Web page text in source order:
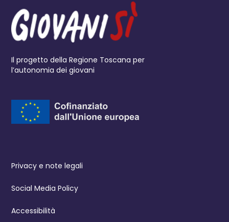
Il progetto della Regione Toscana per
l’autonomia dei giovani
Privacy e note legali
Social Media Policy
Accessibilità